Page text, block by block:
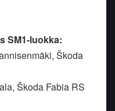
SM1-luokka:
Škoda
Škoda Fabia RS